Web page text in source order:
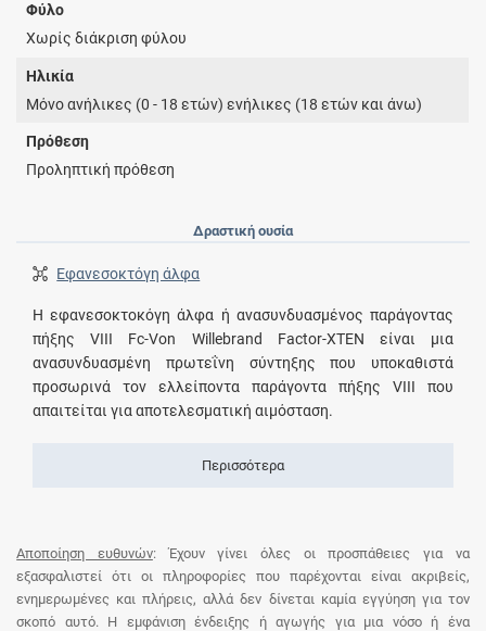
Φύλο
Χωρίς διάκριση φύλου
Ηλικία
Μόνο ανήλικες (0 - 18 ετών) ενήλικες (18 ετών και άνω)
Πρόθεση
Προληπτική πρόθεση
Δραστική ουσία
Εφανεσοκτόγη άλφα
Η εφανεσοκτοκόγη άλφα ή ανασυνδυασμένος παράγοντας
πήξης VIII Fc-Von Willebrand Factor-XTEN είναι μια
ανασυνδυασμένη πρωτεΐνη σύντηξης που υποκαθιστά
προσωρινά τον ελλείποντα παράγοντα πήξης VIII που
απαιτείται για αποτελεσματική αιμόσταση.
Περισσότερα
Αποποίηση ευθυνών: Έχουν γίνει όλες οι προσπάθειες για να
εξασφαλιστεί ότι οι πληροφορίες που παρέχονται είναι ακριβείς,
ενημερωμένες και πλήρεις, αλλά δεν δίνεται καμία εγγύηση για τον
σκοπό αυτό. Η εμφάνιση ένδειξης ή αγωγής για μια νόσο ή ένα